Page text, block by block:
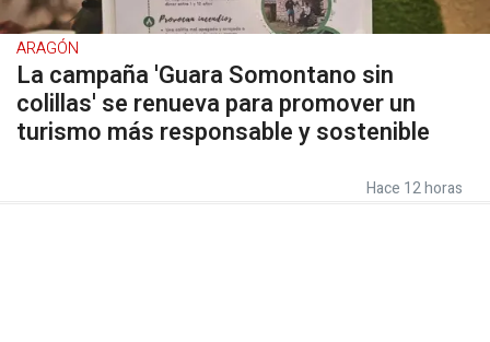
ARAGÓN
La campaña 'Guara Somontano sin
colillas' se renueva para promover un
turismo más responsable y sostenible
Hace 12 horas